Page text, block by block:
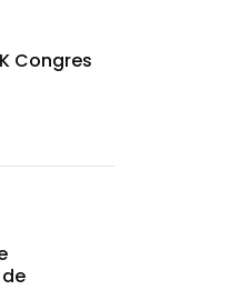
Congres